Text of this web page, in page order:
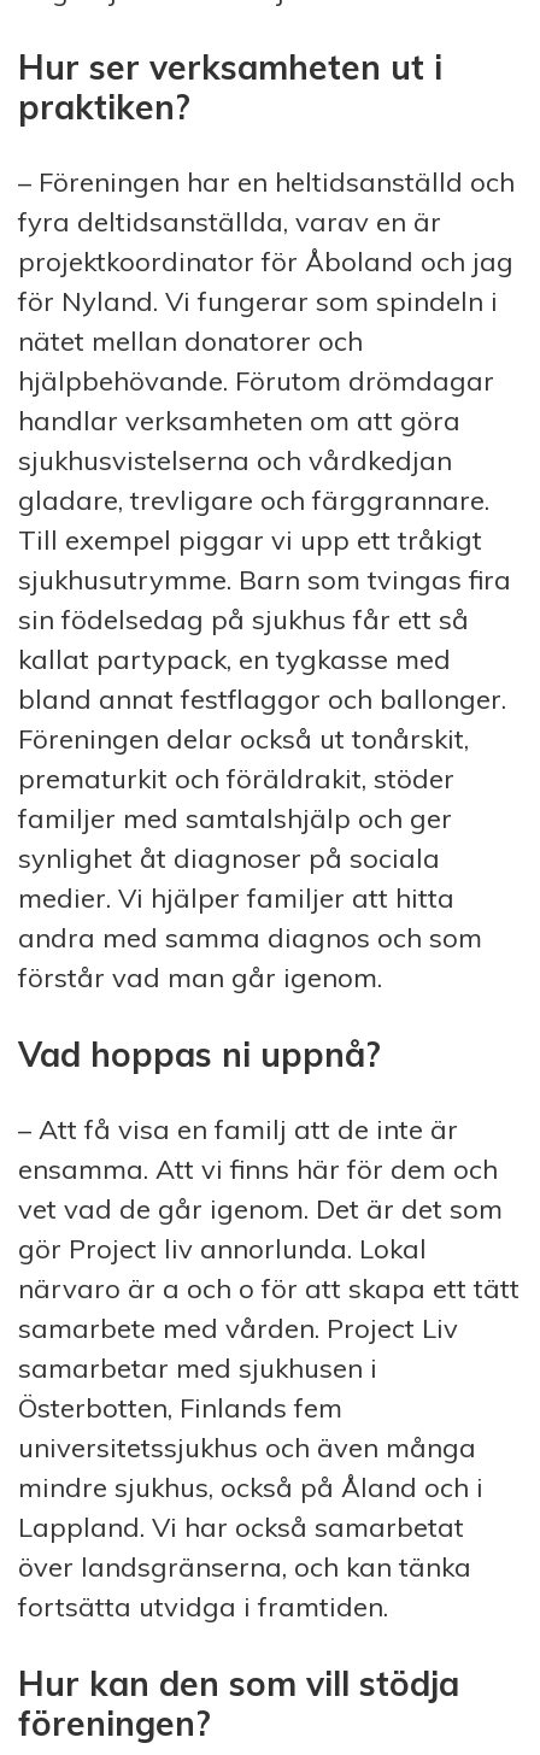
Hur ser verksamheten ut i
praktiken?
– Föreningen har en heltidsanställd och
fyra deltidsanställda, varav en är
projektkoordinator för Åboland och jag
för Nyland. Vi fungerar som spindeln i
nätet mellan donatorer och
hjälpbehövande. Förutom drömdagar
handlar verksamheten om att göra
sjukhusvistelserna och vårdkedjan
gladare, trevligare och färggrannare.
Till exempel piggar vi upp ett tråkigt
sjukhusutrymme. Barn som tvingas fira
sin födelsedag på sjukhus får ett så
kallat partypack, en tygkasse med
bland annat festflaggor och ballonger.
Föreningen delar också ut tonårskit,
prematurkit och föräldrakit, stöder
familjer med samtalshjälp och ger
synlighet åt diagnoser på sociala
medier. Vi hjälper familjer att hitta
andra med samma diagnos och som
förstår vad man går igenom.
Vad hoppas ni uppnå?
– Att få visa en familj att de inte är
ensamma. Att vi finns här för dem och
vet vad de går igenom. Det är det som
gör Project liv annorlunda. Lokal
närvaro är a och o för att skapa ett tätt
samarbete med vården. Project Liv
samarbetar med sjukhusen i
Österbotten, Finlands fem
universitetssjukhus och även många
mindre sjukhus, också på Åland och i
Lappland. Vi har också samarbetat
över landsgränserna, och kan tänka
fortsätta utvidga i framtiden.
Hur kan den som vill stödja
föreningen?